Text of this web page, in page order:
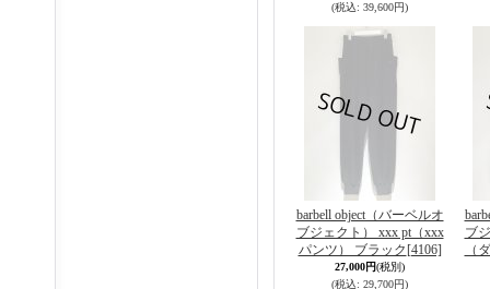
(税込: 39,600円)
barbell object（バーベルオ
ブジェクト） xxx pt（xxx
パンツ） ブラック [4106]
27,000円(税別)
(税込: 29,700円)
ブ
（